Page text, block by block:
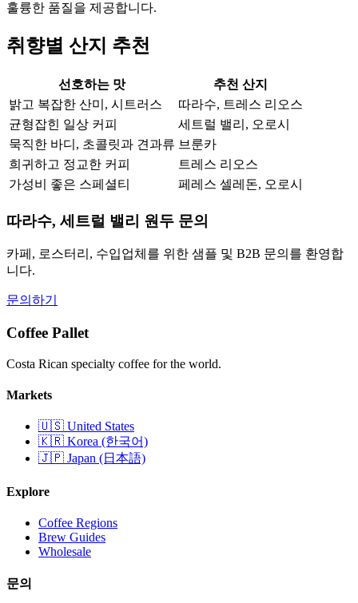
훌륭한 품질을 제공합니다.
취향별 산지 추천
선호하는 맛
추천 산지
밝고 복잡한 산미, 시트러스
따라수, 트레스 리오스
균형잡힌 일상 커피
세트럴 밸리, 오로시
묵직한 바디, 초콜릿과 견과류 브룬카
희귀하고 정교한 커피
트레스 리오스
가성비 좋은 스페셜티
페레스 셀레돈, 오로시
따라수, 세트럴 밸리 원두 문의
카페, 로스터리, 수입업체를 위한 샘플 및 B2B 문의를 환영합
니다.
문의하기
Coffee Pallet
Costa Rican specialty coffee for the world.
Markets
🇺🇸 United States
🇰🇷 Korea (한국어)
🇯🇵 Japan (日本語)
Explore
Coffee Regions
Brew Guides
Wholesale
문의